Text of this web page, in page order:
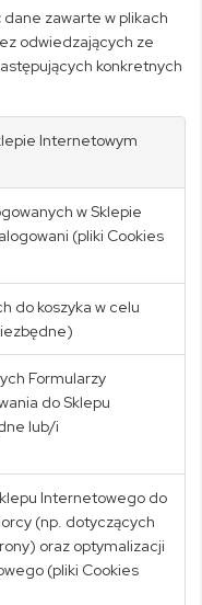
zawarte w plikach
odwiedzających ze
konkretnych
Internetowym
w Sklepie
(pliki Cookies
do koszyka w celu
Formularzy
do Sklepu
lub/i
Internetowego do
(np. dotyczących
oraz optymalizacji
(pliki Cookies